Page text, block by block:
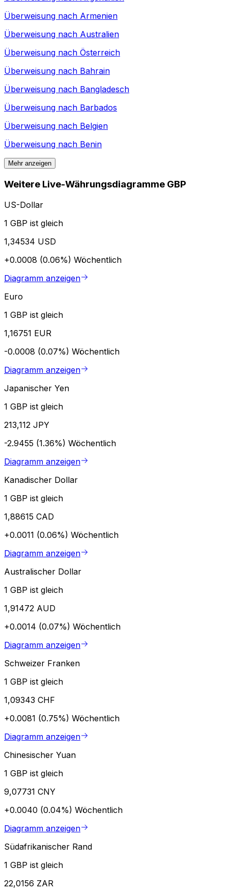
Überweisung nach Armenien
Überweisung nach Australien
Überweisung nach Österreich
Überweisung nach Bahrain
Überweisung nach Bangladesch
Überweisung nach Barbados
Überweisung nach Belgien
Überweisung nach Benin
Mehr anzeigen
Weitere Live-Währungsdiagramme GBP
US-Dollar
1 GBP ist gleich
1,34534 USD
+0.0008 (0.06%) Wöchentlich
Diagramm anzeigen
Euro
1 GBP ist gleich
1,16751 EUR
-0.0008 (0.07%) Wöchentlich
Diagramm anzeigen
Japanischer Yen
1 GBP ist gleich
213,112 JPY
-2.9455 (1.36%) Wöchentlich
Diagramm anzeigen
Kanadischer Dollar
1 GBP ist gleich
1,88615 CAD
+0.0011 (0.06%) Wöchentlich
Diagramm anzeigen
Australischer Dollar
1 GBP ist gleich
1,91472 AUD
+0.0014 (0.07%) Wöchentlich
Diagramm anzeigen
Schweizer Franken
1 GBP ist gleich
1,09343 CHF
+0.0081 (0.75%) Wöchentlich
Diagramm anzeigen
Chinesischer Yuan
1 GBP ist gleich
9,07731 CNY
+0.0040 (0.04%) Wöchentlich
Diagramm anzeigen
Südafrikanischer Rand
1 GBP ist gleich
22,0156 ZAR